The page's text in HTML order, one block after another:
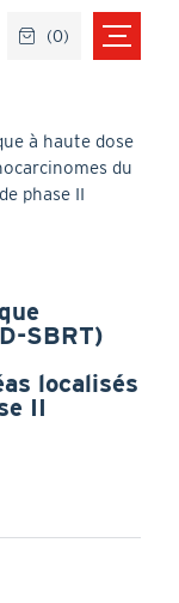
à haute dose
du
phase II
SBRT)
localisés
II
(0)